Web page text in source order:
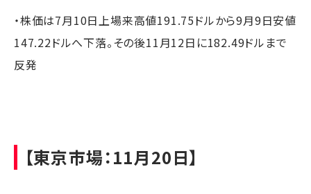
・株価は7月10日上場来高値191.75ドルから9月9日安値
147.22ドルへ下落。その後11月12日に182.49ドルまで
反発
【東京市場：11月20日】